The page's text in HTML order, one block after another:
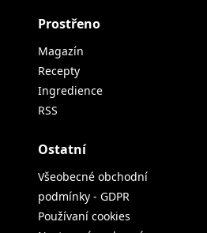
Prostřeno
Magazín
Recepty
Ingredience
RSS
Ostatní
Všeobecné obchodní
podmínky - GDPR
Používaní cookies